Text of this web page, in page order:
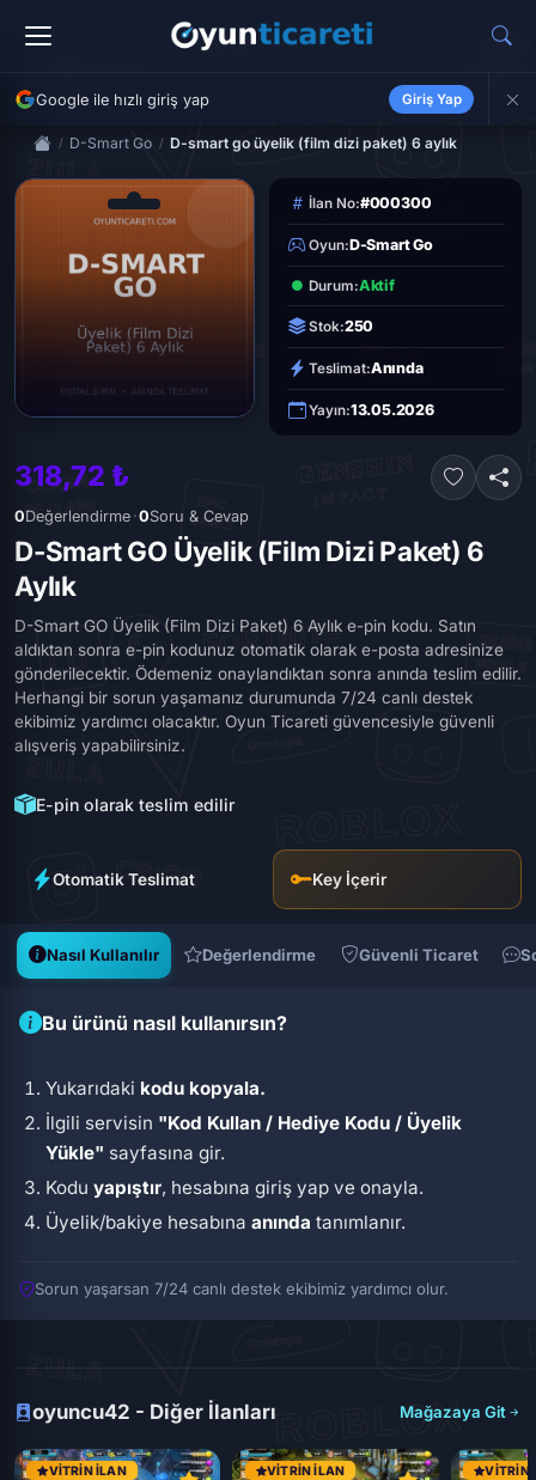
Google ile hızlı giriş yap Giriş Yap
D-Smart Go D-smart go üyelik (film dizi paket) 6 aylık
İlan No:#000300
Oyun:D-Smart Go
Durum:Aktif
Stok:250
Teslimat:Anında
Yayın:13.05.2026
318,72 ₺
0Değerlendirme ·0Soru & Cevap
D-Smart GO Üyelik (Film Dizi Paket) 6
Aylık
D-Smart GO Üyelik (Film Dizi Paket) 6 Aylık e-pin kodu. Satın
aldıktan sonra e-pin kodunuz otomatik olarak e-posta adresinize
gönderilecektir. Ödemeniz onaylandıktan sonra anında teslim edilir.
Herhangi bir sorun yaşamanız durumunda 7/24 canlı destek
ekibimiz yardımcı olacaktır. Oyun Ticareti güvencesiyle güvenli
alışveriş yapabilirsiniz.
E-pin olarak teslim edilir
Otomatik Teslimat Key İçerir
Nasıl Kullanılır Değerlendirme Güvenli Ticaret
Bu ürünü nasıl kullanırsın?
Yukarıdaki kodu kopyala.
İlgili servisin "Kod Kullan / Hediye Kodu / Üyelik
Yükle" sayfasına gir.
Koduyapıştır, hesabına giriş yap ve onayla.
Üyelik/bakiye hesabınaanında tanımlanır.
Sorun yaşarsan 7/24 canlı destek ekibimiz yardımcı olur.
oyuncu42 - Diğer İlanları Mağazaya Git
VITRIN İLAN VITRIN İLAN VITRIN